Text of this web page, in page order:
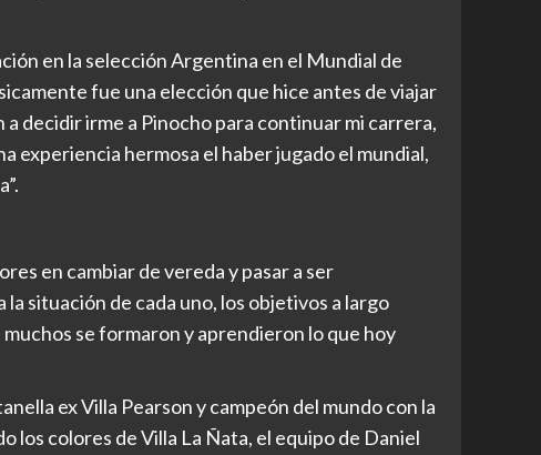
en la selección Argentina en el Mundial de
fue una elección que hice antes de viajar
decidir irme a Pinocho para continuar mi carrera,
experiencia hermosa el haber jugado el mundial,
en cambiar de vereda y pasar a ser
situación de cada uno, los objetivos a largo
se formaron y aprendieron lo que hoy
ex Villa Pearson y campeón del mundo con la
los colores de Villa La Ñata, el equipo de Daniel